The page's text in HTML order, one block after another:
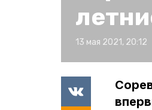
13 мая 2021, 20:12